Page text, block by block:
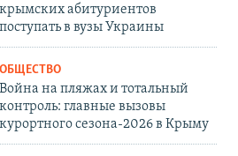
крымских абитуриентов
поступать в вузы Украины
ОБЩЕСТВО
Война на пляжах и тотальный
контроль: главные вызовы
курортного сезона-2026 в Крыму